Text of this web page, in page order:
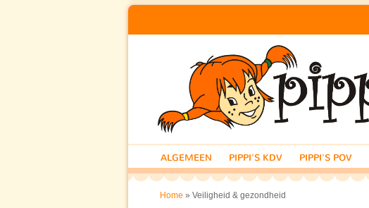
ALGEMEEN PIPPI'S KDV PIPPI'S POV
Home » Veiligheid & gezondheid